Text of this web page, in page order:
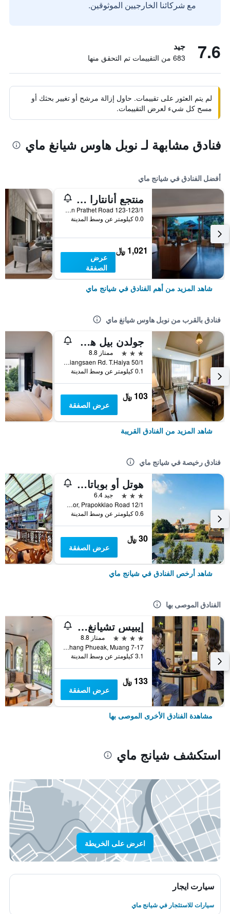
مع شركائنا الخارجيين الموثوقين.
7.6 جيد
683 من التقييمات تم التحقق منها
لم يتم العثور على تقييمات. حاول إزالة مرشح أو تغيير بحثك أو
مسح كل شيء لعرض التقييمات.
فنادق مشابهة لـ نوبل هاوس شيانغ ماي
أفضل الفنادق في شيانج ماي
منتجع أنانتارا شيانغ ماي
123-123/1 Charoen Prathet Road, شيانج ماي, تايلاند
0.0 كيلومتر عن وسط المدينة
1,021 ﷼
عرض
الصفقة
شاهد المزيد من أهم الفنادق في شيانج ماي
فنادق بالقرب من نوبل هاوس شيانغ ماي
جولدن بيل هوتل تشيانجماي
3 نجوم
ممتاز 8.8
50/1 Rajchiangsaen Rd. T.Haiya, شيانج ماي, تايلاند
0.1 كيلومتر عن وسط المدينة
103 ﷼
عرض الصفقة
شاهد المزيد من الفنادق القريبة
فنادق رخيصة في شيانج ماي
هوتل أو بوباتارا تشيانغماي
3 نجوم
جيد 6.4
12/1 Soi 4 Kor, Prapokklao Road, شيانج ماي, تايلاند
0.6 كيلومتر عن وسط المدينة
30 ﷼
عرض الصفقة
شاهد أرخص الفنادق في شيانج ماي
الفنادق الموصى بها
إيبيس تشيانغ ماي نيمان جورنيوب
4 نجوم
ممتاز 8.8
7-17 Moo 2, Huay Kaew Road Chang Phueak, Muang, شيانج ماي, تايلاند
3.1 كيلومتر عن وسط المدينة
133 ﷼
عرض الصفقة
مشاهدة الفنادق الأخرى الموصى بها
استكشف شيانج ماي
اعرض على الخريطة
سيارت ايجار
سيارات للاستئجار في شيانج ماي